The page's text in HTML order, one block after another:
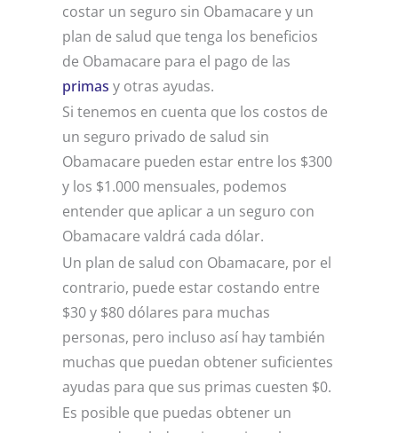
costar un seguro sin Obamacare y un
plan de salud que tenga los beneficios
de Obamacare para el pago de las
primas y otras ayudas.
Si tenemos en cuenta que los costos de
un seguro privado de salud sin
Obamacare pueden estar entre los $300
y los $1.000 mensuales, podemos
entender que aplicar a un seguro con
Obamacare valdrá cada dólar.
Un plan de salud con Obamacare, por el
contrario, puede estar costando entre
$30 y $80 dólares para muchas
personas, pero incluso así hay también
muchas que puedan obtener suficientes
ayudas para que sus primas cuesten $0.
Es posible que puedas obtener un